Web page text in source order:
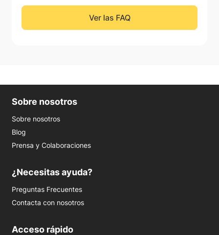
Ver las FAQ
Sobre nosotros
Sobre nosotros
Blog
Prensa y Colaboraciones
¿Necesitas ayuda?
Preguntas Frecuentes
Contacta con nosotros
Acceso rápido